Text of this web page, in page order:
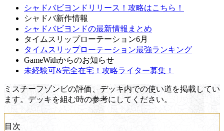
シャドバビヨンドリリース！攻略はこちら！
シャドバ新作情報
シャドバビヨンドの最新情報まとめ
タイムスリップローテーション6月
タイムスリップローテーション最強ランキング
GameWithからのお知らせ
未経験可&完全在宅！攻略ライター募集！
ミスチーフゾンビの評価、デッキ内での使い道を掲載してい
ます。デッキを組む時の参考にしてください。
目次